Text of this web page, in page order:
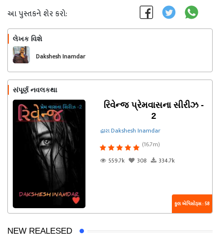
આ પુસ્તકને શેર કરો:
લેખક વિશે
Dakshesh Inamdar
સંપૂર્ણ નવલકથા
રિવેન્જ પ્રેમવાસના સીરીઝ -
2
દ્વારા Dakshesh Inamdar
(16.7m)
559.7k
308 334.7k
કુલ એપિસોડ્સ : 58
NEW REALESED